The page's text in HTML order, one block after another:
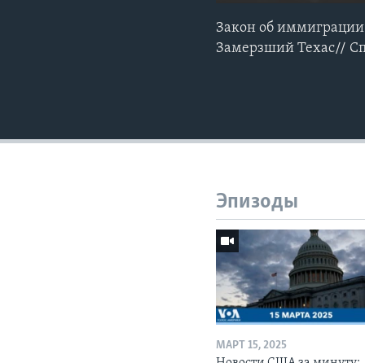
Закон об
Замерзший Техас//
Эпизоды
МАРТ 15, 2025